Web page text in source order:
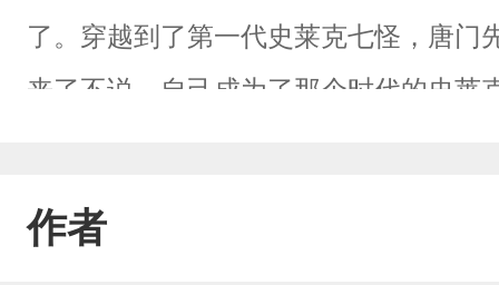
了。穿越到了第一代史莱克七怪，唐门
来了不说，自己成为了那个时代的史莱
作者